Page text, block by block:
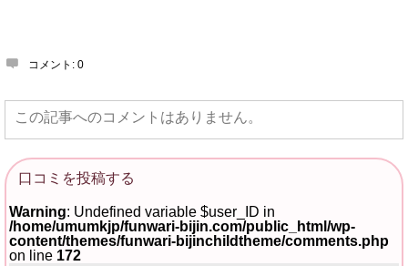
コメント: 0
この記事へのコメントはありません。
口コミを投稿する
Warning : Undefined variable $user_ID in
/home/umumkjp/funwari-bijin.com/public_html/wp-
content/themes/funwari-bijinchildtheme/comments.php
on line 172